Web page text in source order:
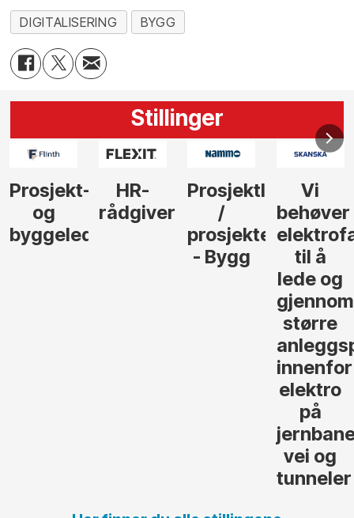
DIGITALISERING BYGG
Stillinger
HR-
rådgiver
Prosjektleder
/
prosjekteringsleder
Vi
behøver
elektrofagfolk
til å
gjennomføre
anleggsprosjekter
Anlegg
søker
Elektro
og
til vårt
prosjekt
OPS